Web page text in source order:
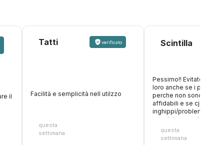
il
Tatti verificato
Facilità e semplicità nell utilzzo
questa
settimana
Scintilla
Pessimo!! Evitate di
loro anche se i prezzi
perche non sono per
affidabili e se cjnsojo
inghippi/problemi non
oer aiutare, anzi,
cifra. Inoltre fanno
accettano carte di
questa
settimana